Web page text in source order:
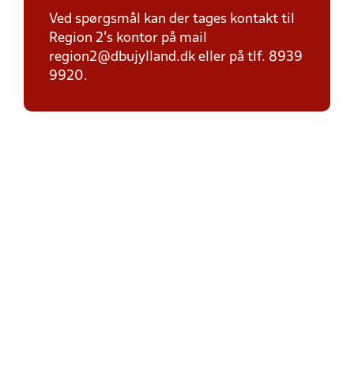
Ved spørgsmål kan der tages kontakt til
Region 2's kontor på mail
region2@dbujylland.dk eller på tlf. 8939
9920.